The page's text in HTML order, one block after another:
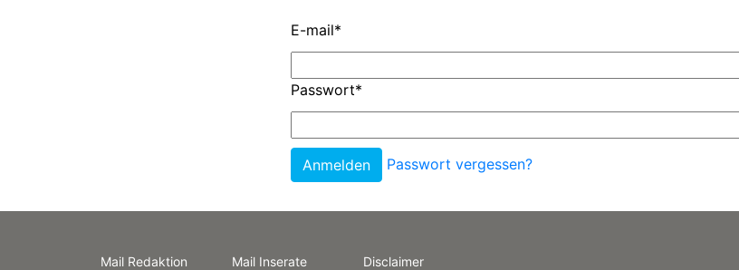
E-mail*
Passwort*
Passwort vergessen?
Mail Redaktion
Mail Inserate
Disclaimer